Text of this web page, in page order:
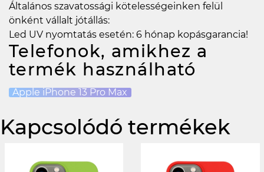
Általános szavatossági kötelességeinken felül
önként vállalt jótállás:
Led UV nyomtatás esetén: 6 hónap kopásgarancia!
Telefonok, amikhez a
termék használható
Apple iPhone 13 Pro Max
Kapcsolódó termékek